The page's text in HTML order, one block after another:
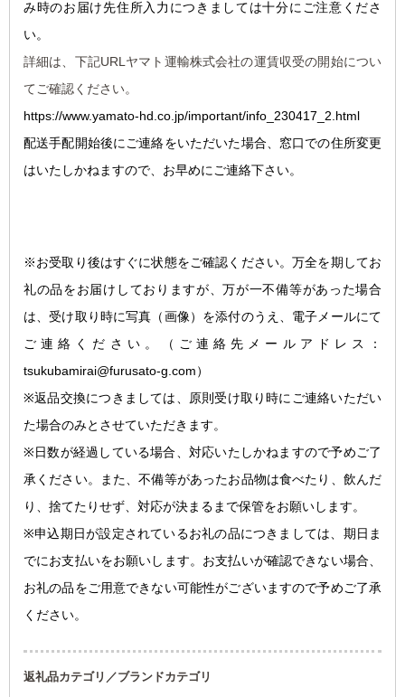
み時のお届け先住所入力につきましては十分にご注意くださ
い。
詳細は、下記URLヤマト運輸株式会社の運賃収受の開始につい
てご確認ください。
https://www.yamato-hd.co.jp/important/info_230417_2.html
配送手配開始後にご連絡をいただいた場合、窓口での住所変更
はいたしかねますので、お早めにご連絡下さい。
※お受取り後はすぐに状態をご確認ください。万全を期してお
礼の品をお届けしておりますが、万が一不備等があった場合
は、受け取り時に写真（画像）を添付のうえ、電子メールにて
ご連絡ください。
（ご連絡先メールアドレス：
tsukubamirai@furusato-g.com）
※返品交換につきましては、原則受け取り時にご連絡いただい
た場合のみとさせていただきます。
※日数が経過している場合、対応いたしかねますので予めご了
承ください。また、不備等があったお品物は食べたり、飲んだ
り、捨てたりせず、対応が決まるまで保管をお願いします。
※申込期日が設定されているお礼の品につきましては、期日ま
でにお支払いをお願いします。お支払いが確認できない場合、
お礼の品をご用意できない可能性がございますので予めご了承
ください。
返礼品カテゴリ／ブランドカテゴリ